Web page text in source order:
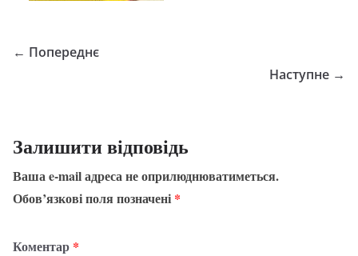
← Попереднє
Наступне →
Залишити відповідь
Ваша e-mail адреса не оприлюднюватиметься.
Обов’язкові поля позначені *
Коментар *